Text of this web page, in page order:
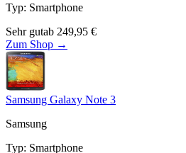
Typ: Smartphone
Sehr gutab 249,95 €
Zum Shop →
Samsung Galaxy Note 3
Samsung
Typ: Smartphone